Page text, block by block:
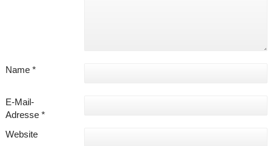
Name *
E-Mail-
Adresse *
Website